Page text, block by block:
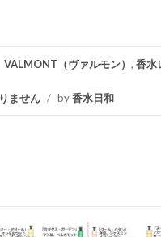
VALMONT（ヴァルモン） , 香水
ません / by香水日和